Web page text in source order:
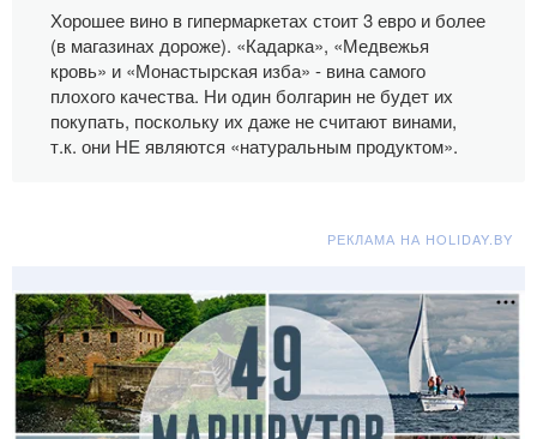
Хорошее вино в гипермаркетах стоит 3 евро и более
(в магазинах дороже). «Кадарка», «Медвежья
кровь» и «Монастырская изба» - вина самого
плохого качества. Ни один болгарин не будет их
покупать, поскольку их даже не считают винами,
т.к. они НЕ являются «натуральным продуктом».
РЕКЛАМА НА HOLIDAY.BY